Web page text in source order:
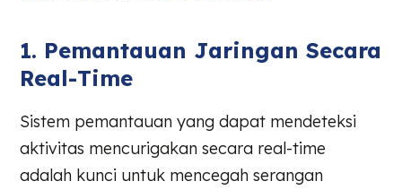
1. Pemantauan Jaringan Secara
Real-Time
Sistem pemantauan yang dapat mendeteksi
aktivitas mencurigakan secara real-time
adalah kunci untuk mencegah serangan